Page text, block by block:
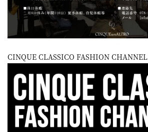
CINQUE CLASSICO FASHION CHANNEL